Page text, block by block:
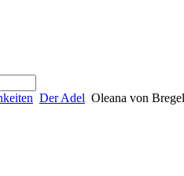
Der Adel Oleana von